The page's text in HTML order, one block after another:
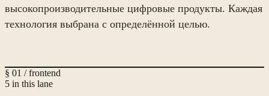
высокопроизводительные цифровые продукты. Каждая
технология выбрана с определённой целью.
§ 01 /frontend
5 in this lane